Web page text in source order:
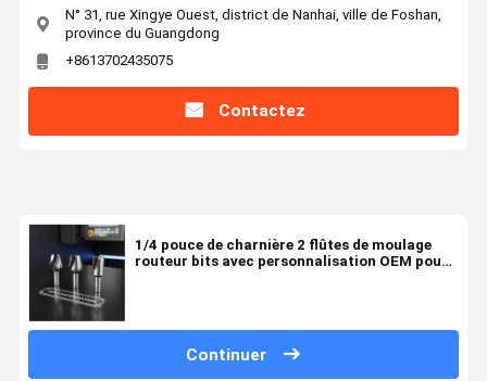
N° 31, rue Xingye Ouest, district de Nanhai, ville de Foshan,
province du Guangdong
+8613702435075
Contactez
1/4 pouce de charnière 2 flûtes de moulage
routeur bits avec personnalisation OEM pour
Continuer